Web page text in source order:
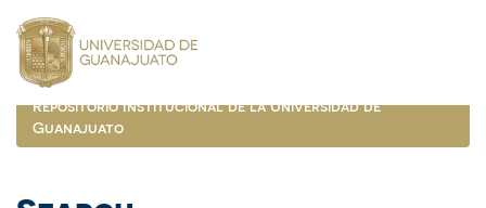
navigation
Repositorio Institucional de la Universidad de
Guanajuato